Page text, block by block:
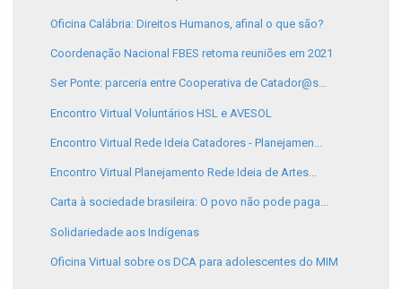
Oficina Calábria: Direitos Humanos, afinal o que são?
Coordenação Nacional FBES retoma reuniões em 2021
Ser Ponte: parceria entre Cooperativa de Catador@s...
Encontro Virtual Voluntários HSL e AVESOL
Encontro Virtual Rede Ideia Catadores - Planejamen...
Encontro Virtual Planejamento Rede Ideia de Artes...
Carta à sociedade brasileira: O povo não pode paga...
Solidariedade aos Indígenas
Oficina Virtual sobre os DCA para adolescentes do MIM